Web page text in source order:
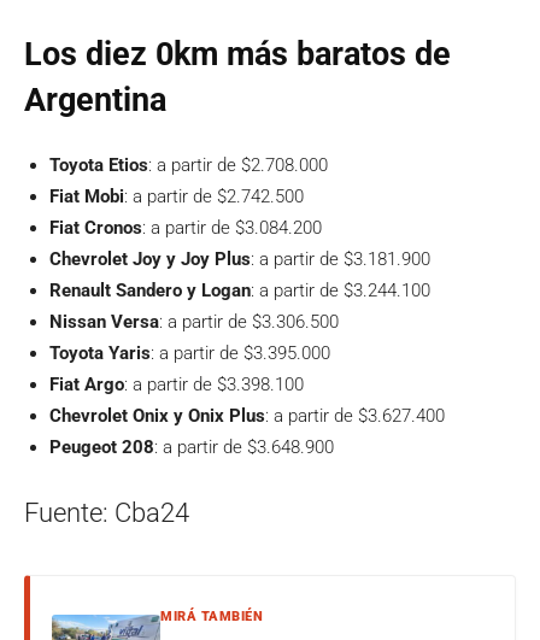
Los diez 0km más baratos de
Argentina
Toyota Etios: a partir de $2.708.000
Fiat Mobi: a partir de $2.742.500
Fiat Cronos: a partir de $3.084.200
Chevrolet Joy y Joy Plus: a partir de $3.181.900
Renault Sandero y Logan: a partir de $3.244.100
Nissan Versa: a partir de $3.306.500
Toyota Yaris: a partir de $3.395.000
Fiat Argo: a partir de $3.398.100
Chevrolet Onix y Onix Plus: a partir de $3.627.400
Peugeot 208: a partir de $3.648.900
Fuente: Cba24
MIRÁ TAMBIÉN